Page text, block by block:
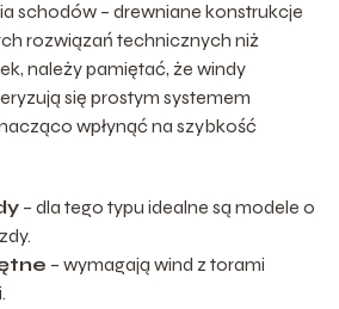
schodów – drewniane konstrukcje
rozwiązań technicznych niż
należy pamiętać, że windy
się prostym systemem
wpłynąć na szybkość
– dla tego typu idealne są modele o
– wymagają wind z torami